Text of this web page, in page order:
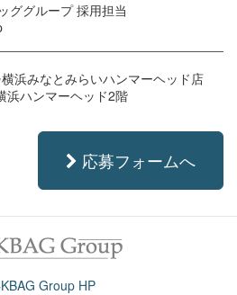
ググループ 採用担当
浜みなとみらいハンマーヘッド店
ハンマーヘッド2階
応募フォームへ
Group HP